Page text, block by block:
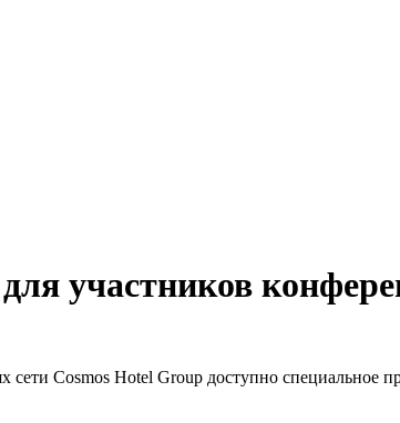
участников
сети Cosmos Hotel Group доступно